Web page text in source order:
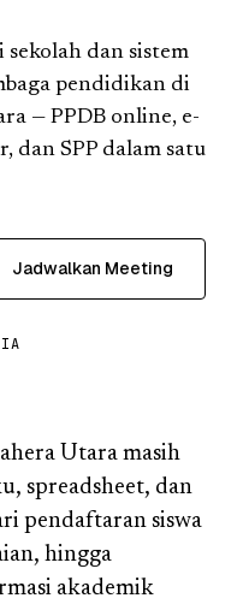
sekolah dan sistem
pendidikan di
— PPDB online, e-
dan SPP dalam satu
Jadwalkan Meeting
Utara masih
spreadsheet, dan
pendaftaran siswa
hingga
akademik